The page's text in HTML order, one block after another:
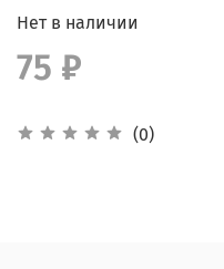
(0)
Нет в наличии
75 ₽